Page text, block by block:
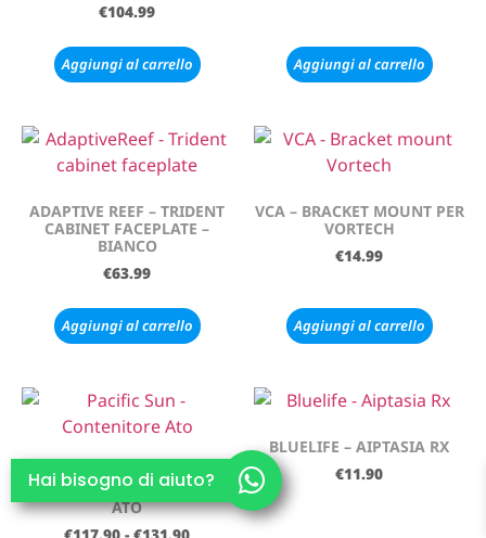
€104.99
Aggiungi al carrello Aggiungi al carrello
ADAPTIVE REEF – TRIDENT
CABINET FACEPLATE –
BIANCO
€63.99
Aggiungi al carrello
VCA – BRACKET MOUNT PER
VORTECH
€14.99
Aggiungi al carrello
PACIFIC SUN –
CONTENITORE DOSATORE
ATO
BLUELIFE – AIPTASIA RX
€11.90
Hai bisogno di aiuto?